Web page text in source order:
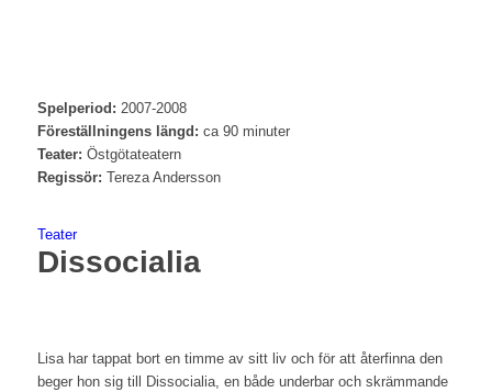
Spelperiod: 2007-2008
Föreställningens längd: ca 90 minuter
Teater: Östgötateatern
Regissör: Tereza Andersson
Teater
Dissocialia
Lisa har tappat bort en timme av sitt liv och för att återfinna den
beger hon sig till Dissocialia, en både underbar och skrämmande